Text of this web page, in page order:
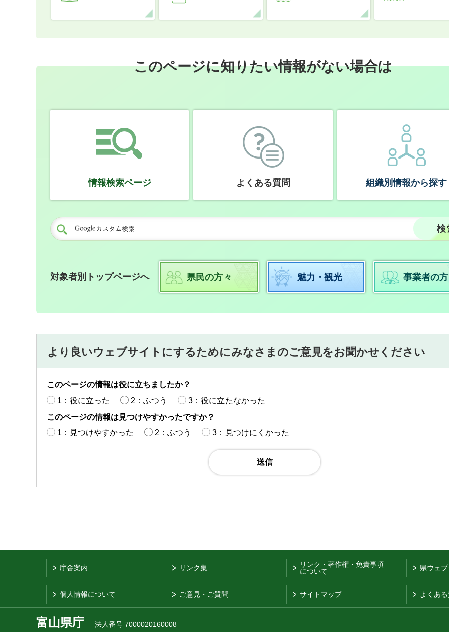
このページに知りたい情報がない場合は
情報検索ページ よくある質問 組織別情報から探す
対象者別トップページへ 県民の方々 魅力・観光 事業者の
より良いウェブサイトにするためにみなさまのご意見をお聞かせください
このページの情報は役に立ちましたか？
1：役に立った
2：ふつう
3：役に立たなかった
このページの情報は見つけやすかったですか？
1：見つけやすかった
2：ふつう 3：見つけにくかった
庁舎案内 リンク集
リンク・著作権・免責事項
について
県ウェ
個人情報について ご意見・ご質問 サイトマップ よくあ
富山県庁 法人番号 7000020160008